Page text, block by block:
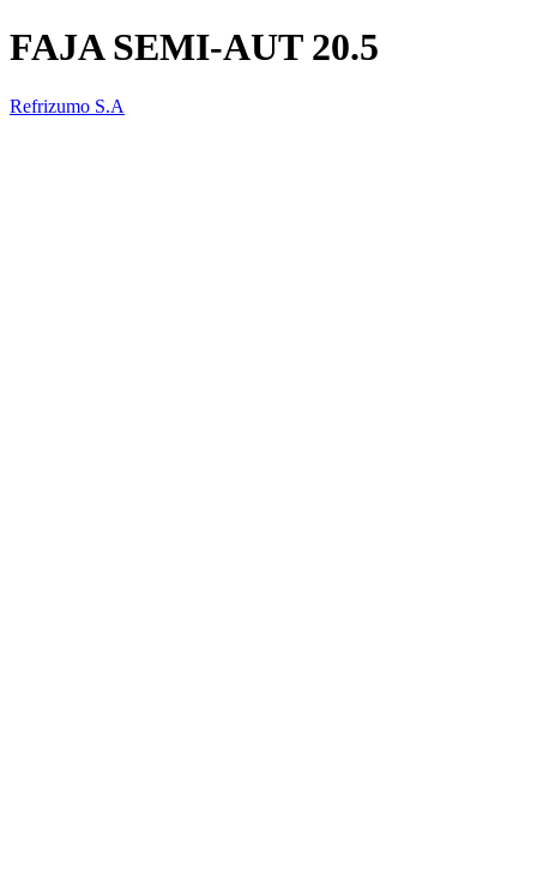
FAJA SEMI-AUT 20.5
Refrizumo S.A